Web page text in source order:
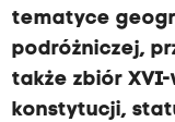
tematyce
podróżniczej,
także zbiór
konstytucji,